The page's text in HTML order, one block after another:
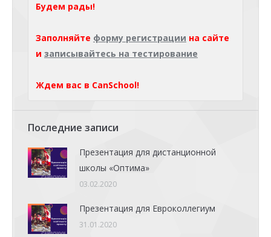
Будем рады!
Заполняйте форму регистрации на сайте
и записывайтесь на тестирование
Ждем вас в CanSchool!
Последние записи
Презентация для дистанционной
школы «Оптима»
03.02.2020
Презентация для Евроколлегиум
31.01.2020